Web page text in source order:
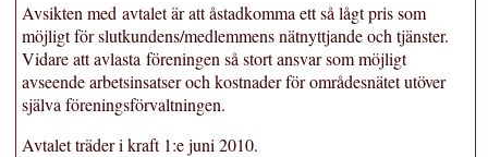
Avsikten med avtalet är att åstadkomma ett så lågt pris som
möjligt för slutkundens/medlemmens nätnyttjande och tjänster.
Vidare att avlasta föreningen så stort ansvar som möjligt
avseende arbetsinsatser och kostnader för områdesnätet utöver
själva föreningsförvaltningen.
Avtalet träder i kraft 1:e juni 2010.